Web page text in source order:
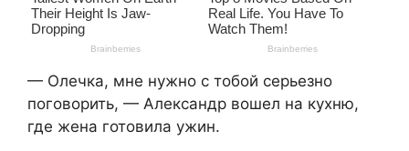
— Олечка, мне нужно с тобой серьезно
поговорить, — Александр вошел на кухню,
где жена готовила ужин.